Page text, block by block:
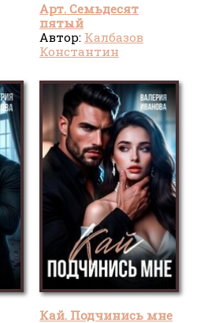
Арт. Семьдесят
пятый
Автор: Калбазов
Константин
Кай. Подчинись мне